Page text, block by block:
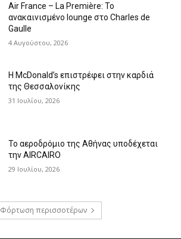
Air France – La Première: Το
ανακαινισμένο lounge στο Charles de
Gaulle
4 Αυγούστου, 2026
Η McDonald’s επιστρέφει στην καρδιά
της Θεσσαλονίκης
31 Ιουλίου, 2026
Το αεροδρόμιο της Αθήνας υποδέχεται
την AIRCAIRO
29 Ιουλίου, 2026
Φόρτωση περισσοτέρων